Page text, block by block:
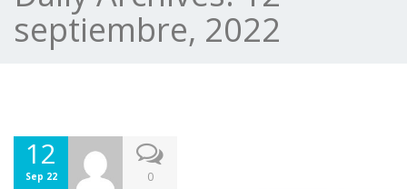
septiembre, 2022
12
Sep 22 0